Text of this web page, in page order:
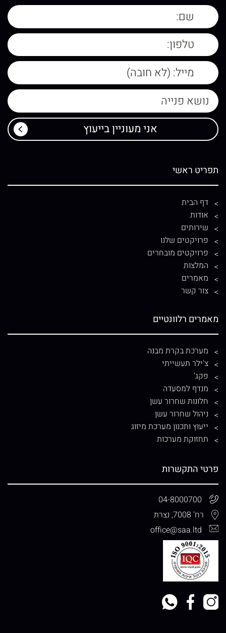
תפריט ראשי
דף הבית
אודות
שירותים
פרויקטים שלנו
פרויקטים מובחרים
המלצות
מאמרים
צור קשר
מאמרים רלוונטיים
מערכת בקרת מבנה
צ'ילר תעשייתי
פקג'
מנדף למסעדה
חלונות שחרור עשן
ניהול שחרור עשן
ייעוץ ותכנון מערכת מיזוג
תחזוקת מערכות
פרטי התקשרות
04-8000700
רח' 7008, נצרת
office@saa.ltd